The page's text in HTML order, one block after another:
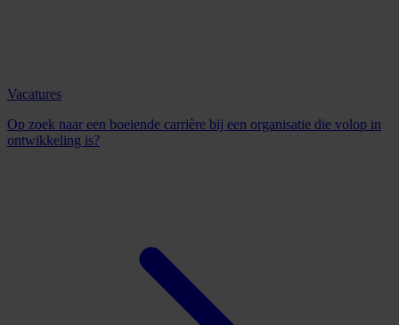
Vacatures
Op zoek naar een boeiende carrière bij een organisatie die volop in
ontwikkeling is?